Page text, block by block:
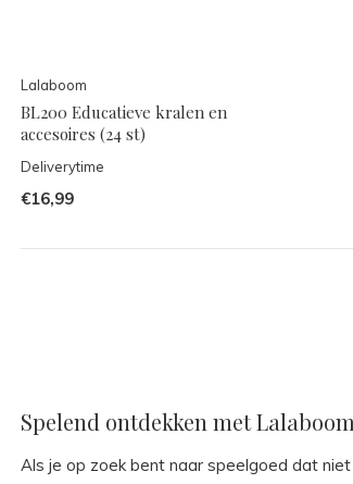
Lalaboom
BL200 Educatieve kralen en
accesoires (24 st)
Deliverytime
€16,99
Spelend ontdekken met Lalaboom
Als je op zoek bent naar speelgoed dat